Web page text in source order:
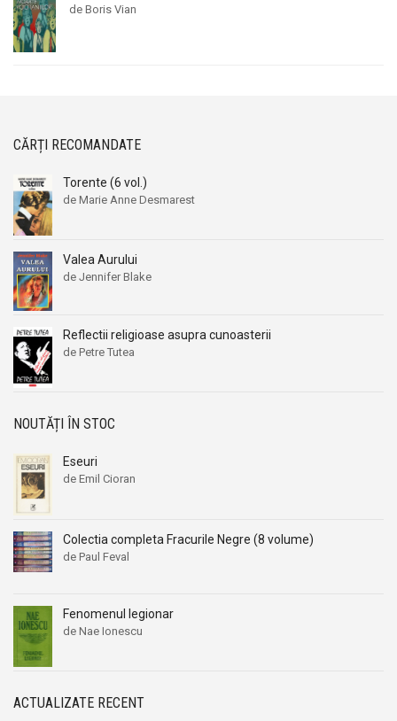
de Boris Vian
CĂRȚI RECOMANDATE
Torente (6 vol.)
de Marie Anne Desmarest
Valea Aurului
de Jennifer Blake
Reflectii religioase asupra cunoasterii
de Petre Tutea
NOUTĂȚI ÎN STOC
Eseuri
de Emil Cioran
Colectia completa Fracurile Negre (8 volume)
de Paul Feval
Fenomenul legionar
de Nae Ionescu
ACTUALIZATE RECENT